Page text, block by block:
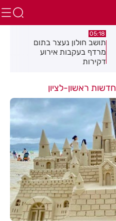
05:18
תושב חולון נעצר בתום
מרדף בעקבות אירוע
דקירות
חדשות ראשון-לציון